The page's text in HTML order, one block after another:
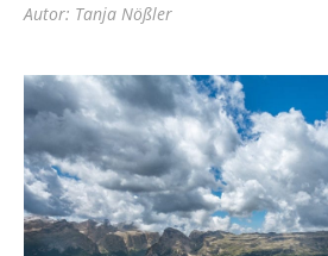
Autor: Tanja Nößler